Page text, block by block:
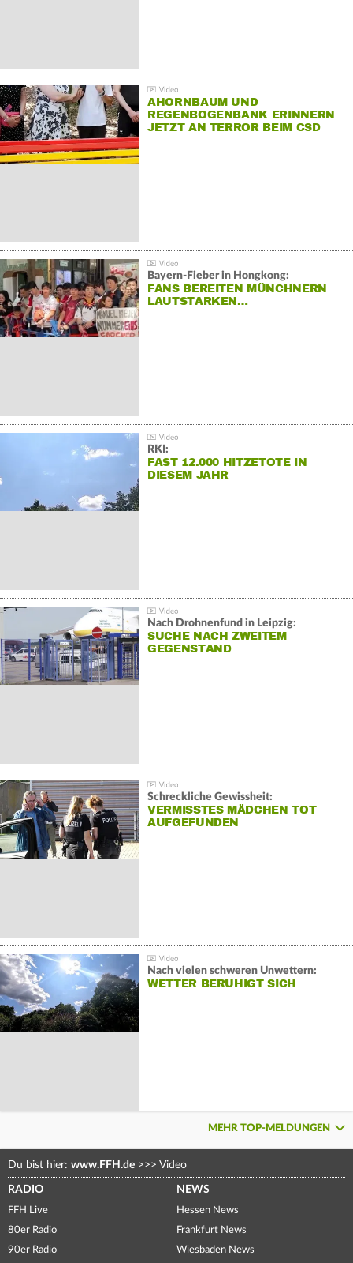
AHORNBAUM UND
REGENBOGENBANK ERINNERN
JETZT AN TERROR BEIM CSD
Bayern-Fieber in Hongkong:
FANS BEREITEN MÜNCHNERN
LAUTSTARKEN…
RKI:
FAST 12.000 HITZETOTE IN
DIESEM JAHR
Nach Drohnenfund in Leipzig:
SUCHE NACH ZWEITEM
GEGENSTAND
Schreckliche Gewissheit:
VERMISSTES MÄDCHEN TOT
AUFGEFUNDEN
Nach vielen schweren Unwettern:
WETTER BERUHIGT SICH
MEHR TOP-MELDUNGEN
Du bist hier: www.FFH.de >>> Video
RADIO
FFH Live
80er Radio
90er Radio
NEWS
Hessen News
Frankfurt News
Wiesbaden News